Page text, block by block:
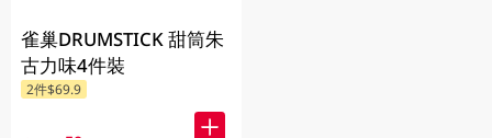
雀巢DRUMSTICK 甜筒朱
古力味4件裝
2件$69.9